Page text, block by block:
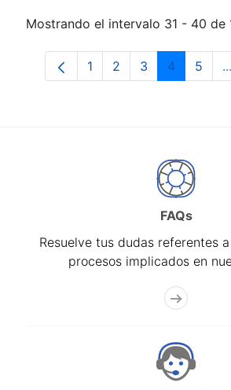
Mostrando el intervalo 31 - 40 de
Página
1 Página
2 Página
3 Página
4 5 ...
FAQs
Resuelve tus dudas referentes
procesos implicados en